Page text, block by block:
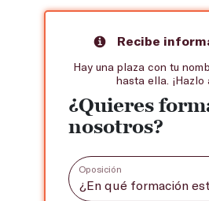
Recibe
Hay una plaza con tu
hasta ella. ¡Hazlo
¿Quieres
nosotros?
Oposición